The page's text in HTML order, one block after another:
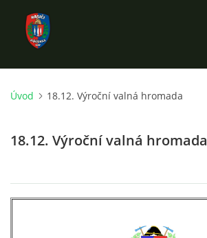
ÚVOD
HISTORIE SBORU
VÝKONNÝ VÝBOR SBORU
Úvod 18.12. Výroční valná hromada
18.12. Výroční valná hromada